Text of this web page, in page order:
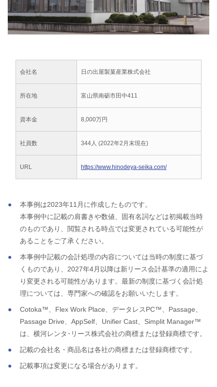
会社名 日の出屋製菓産業株式会社
所在地 富山県南砺市田中411
資本金 8,000万円
社員数 344人 (2022年2月末現在)
URL https://www.hinodeya-seika.com/
本事例は2023年11月に作成したものです。
本事例中に記載の肩書きや数値、固有名詞などは初掲載当時
のものであり、閲覧される時点では変更されている可能性が
あることをご了承ください。
本事例中記載の会計処理の内容については当時の制度に基づ
くものであり、2027年4月以降は新リース会計基準の適用によ
り変更される可能性があります。最新の制度に基づく会計処
理については、専門家への確認をお願いいたします。
Cotoka™、Flex Work Place、データレスPC™、Passage、
Passage Drive、AppSelf、Unifier Cast、Simplit Manager™
は、横河レンタ･リース株式会社の商標または登録商標です。
記載の会社名・商品名は各社の商標または登録商標です。
記載事項は変更になる場合があります。